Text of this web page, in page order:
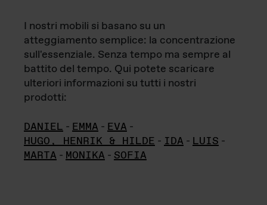
I nostri mobili si basano su un
atteggiamento semplice: la concentrazione
sull'essenziale. Senza tempo ma sempre al
battito del tempo. Qui potete scaricare
ulteriori informazioni su tutti i nostri
prodotti:
DANIEL - EMMA - EVA -
HUGO, HENRIK & HILDE - IDA - LUIS -
MARTA - MONIKA - SOFIA